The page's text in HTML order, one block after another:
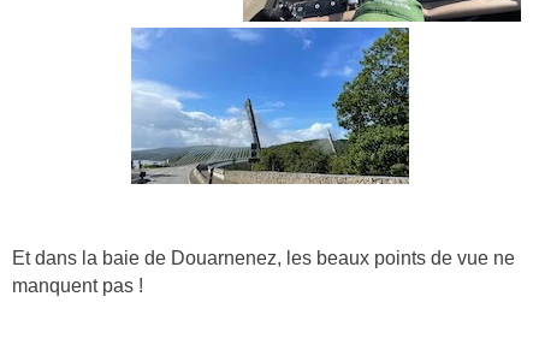
Et dans la baie de Douarnenez, les beaux points de vue ne
manquent pas !